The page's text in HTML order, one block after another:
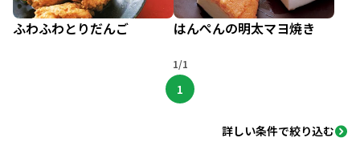
ふわふわとりだんご はんぺんの明太マヨ焼き
1/1
1
詳しい条件で絞り込む